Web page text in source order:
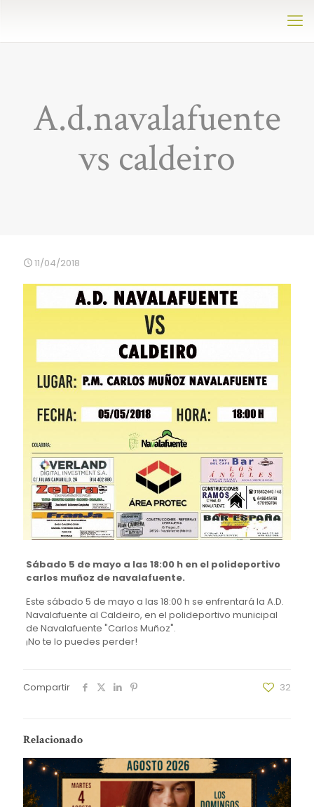
A.d.navalafuente
vs caldeiro
11/04/2018
Sábado 5 de mayo a las 18:00 h en el polideportivo
carlos muñoz de navalafuente.
Este sábado 5 de mayo a las 18:00 h se enfrentará la A.D.
Navalafuente al Caldeiro, en el polideportivo municipal
de Navalafuente "Carlos Muñoz".
¡No te lo puedes perder!
Compartir 32
Relacionado